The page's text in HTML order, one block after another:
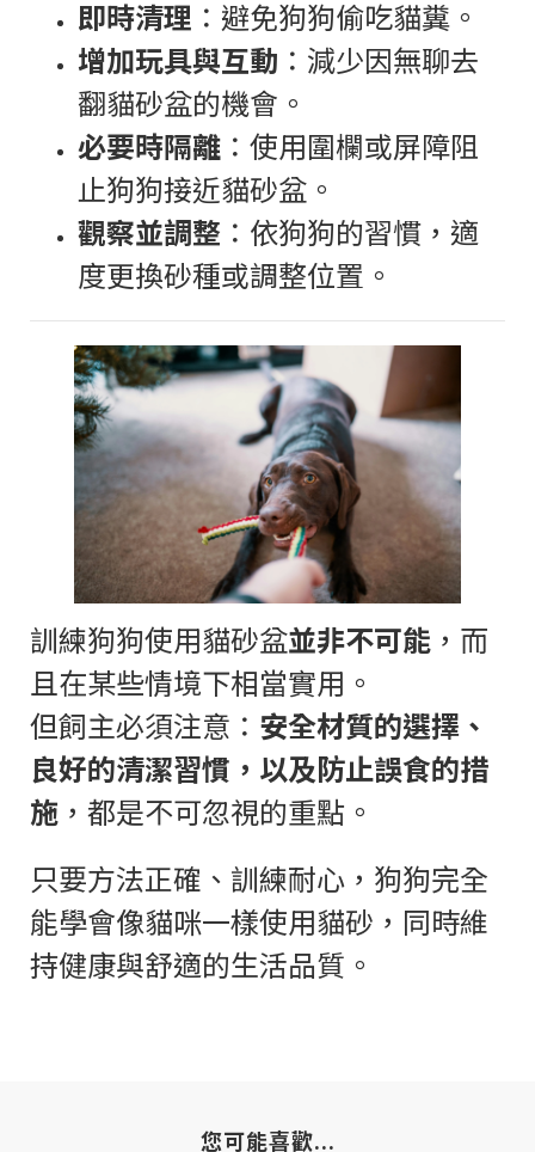
即時清理 ：避免狗狗偷吃貓糞。
增加玩具與互動 ：減少因無聊去
翻貓砂盆的機會。
必要時隔離 ：使用圍欄或屏障阻
止狗狗接近貓砂盆。
觀察並調整 ：依狗狗的習慣，適
度更換砂種或調整位置。
訓練狗狗使用貓砂盆並非不可能 ，而
且在某些情境下相當實用。
但飼主必須注意： 安全材質的選擇、
良好的清潔習慣，以及防止誤食的措
施 ，都是不可忽視的重點。
只要方法正確、訓練耐心，狗狗完全
能學會像貓咪一樣使用貓砂，同時維
持健康與舒適的生活品質。
您可能喜歡...